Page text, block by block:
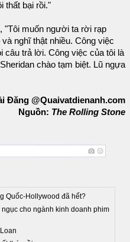
thất bại rồi."
"Tôi muốn người ta rời rạp
nghĩ thật nhiều. Công việc
câu trả lời. Công việc của tôi là
chào tạm biệt. Lũ ngựa
Đăng @Quaivatdienanh.com
Nguồn: The Rolling Stone
Quốc-Hollywood đã hết?
cho ngành kinh doanh phim